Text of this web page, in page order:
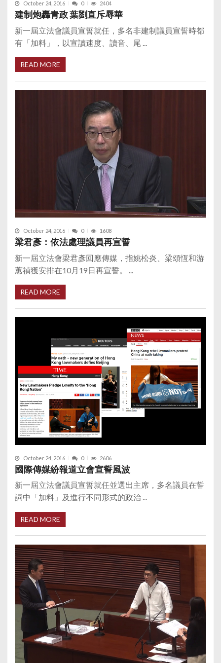
October 24, 2016 0 2404
建制炮轟青政 葉劉直斥辱華
新一屆立法會議員宣誓就任，多名非建制議員宣誓時都
有「加料」，以宣讀速度、讀音、尾 ...
READ MORE
October 24, 2016 0 1608
梁君彥：依法處理議員再宣誓
新一屆立法會梁君彥回應傳媒，指姚松炎、梁頌恆和游
蕙禎獲安排在10月19日再宣誓。 ...
READ MORE
October 24, 2016 0 2606
國際傳媒紛報道立會宣誓風波
新一屆立法會議員宣誓就任並選出主席，多名議員在誓
詞中「加料」及進行不同形式的政治 ...
READ MORE